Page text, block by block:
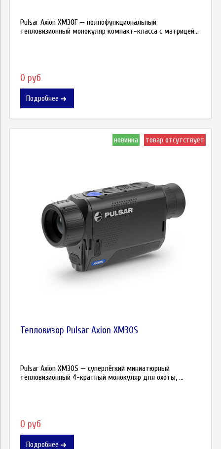
Pulsar Axion XM30F — полнофункциональный
тепловизионный монокуляр компакт-класса с матрицей...
0 руб
Подробнее
новинка товар отсутствует
Тепловизор Pulsar Axion XM30S
Pulsar Axion XM30S — суперлёгкий миниатюрный
тепловизионный 4-кратный монокуляр для охоты, ...
0 руб
Подробнее